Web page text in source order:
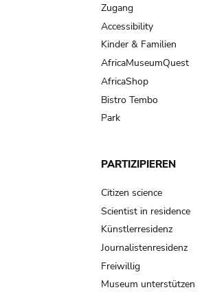
Zugang
Accessibility
Kinder & Familien
AfricaMuseumQuest
AfricaShop
Bistro Tembo
Park
PARTIZIPIEREN
Citizen science
Scientist in residence
Künstlerresidenz
Journalistenresidenz
Freiwillig
Museum unterstützen